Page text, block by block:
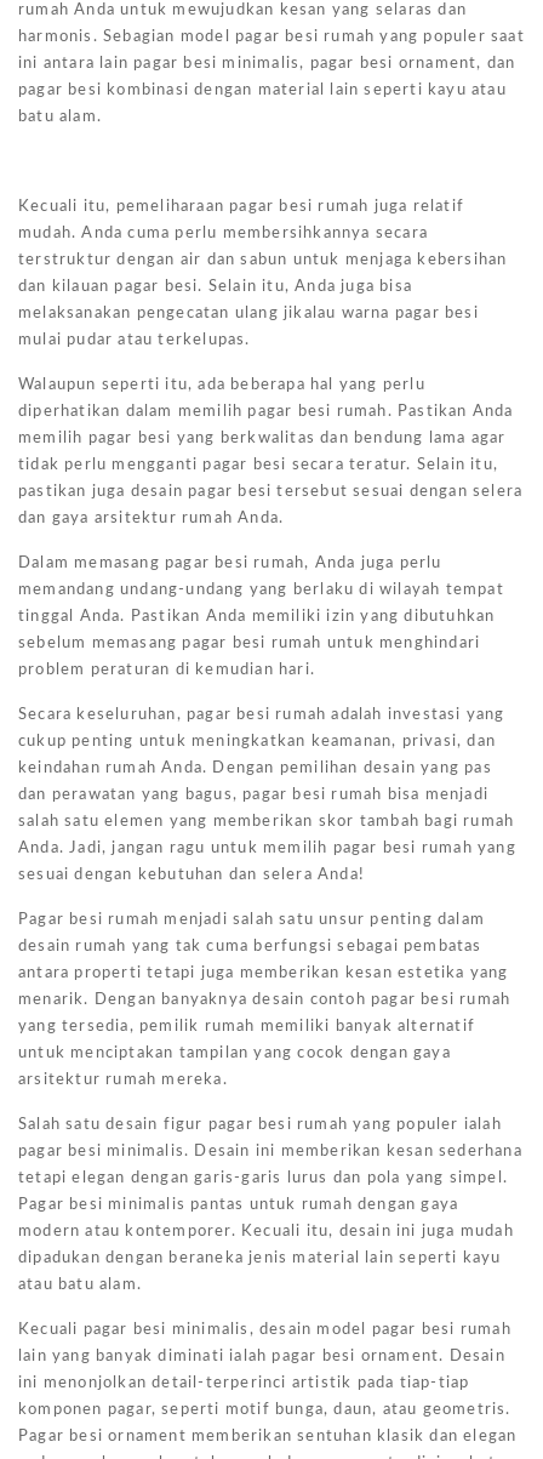
rumah Anda untuk mewujudkan kesan yang selaras dan
harmonis. Sebagian model pagar besi rumah yang populer saat
ini antara lain pagar besi minimalis, pagar besi ornament, dan
pagar besi kombinasi dengan material lain seperti kayu atau
batu alam.
Kecuali itu, pemeliharaan pagar besi rumah juga relatif
mudah. Anda cuma perlu membersihkannya secara
terstruktur dengan air dan sabun untuk menjaga kebersihan
dan kilauan pagar besi. Selain itu, Anda juga bisa
melaksanakan pengecatan ulang jikalau warna pagar besi
mulai pudar atau terkelupas.
Walaupun seperti itu, ada beberapa hal yang perlu
diperhatikan dalam memilih pagar besi rumah. Pastikan Anda
memilih pagar besi yang berkwalitas dan bendung lama agar
tidak perlu mengganti pagar besi secara teratur. Selain itu,
pastikan juga desain pagar besi tersebut sesuai dengan selera
dan gaya arsitektur rumah Anda.
Dalam memasang pagar besi rumah, Anda juga perlu
memandang undang-undang yang berlaku di wilayah tempat
tinggal Anda. Pastikan Anda memiliki izin yang dibutuhkan
sebelum memasang pagar besi rumah untuk menghindari
problem peraturan di kemudian hari.
Secara keseluruhan, pagar besi rumah adalah investasi yang
cukup penting untuk meningkatkan keamanan, privasi, dan
keindahan rumah Anda. Dengan pemilihan desain yang pas
dan perawatan yang bagus, pagar besi rumah bisa menjadi
salah satu elemen yang memberikan skor tambah bagi rumah
Anda. Jadi, jangan ragu untuk memilih pagar besi rumah yang
sesuai dengan kebutuhan dan selera Anda!
Pagar besi rumah menjadi salah satu unsur penting dalam
desain rumah yang tak cuma berfungsi sebagai pembatas
antara properti tetapi juga memberikan kesan estetika yang
menarik. Dengan banyaknya desain contoh pagar besi rumah
yang tersedia, pemilik rumah memiliki banyak alternatif
untuk menciptakan tampilan yang cocok dengan gaya
arsitektur rumah mereka.
Salah satu desain figur pagar besi rumah yang populer ialah
pagar besi minimalis. Desain ini memberikan kesan sederhana
tetapi elegan dengan garis-garis lurus dan pola yang simpel.
Pagar besi minimalis pantas untuk rumah dengan gaya
modern atau kontemporer. Kecuali itu, desain ini juga mudah
dipadukan dengan beraneka jenis material lain seperti kayu
atau batu alam.
Kecuali pagar besi minimalis, desain model pagar besi rumah
lain yang banyak diminati ialah pagar besi ornament. Desain
ini menonjolkan detail-terperinci artistik pada tiap-tiap
komponen pagar, seperti motif bunga, daun, atau geometris.
Pagar besi ornament memberikan sentuhan klasik dan elegan